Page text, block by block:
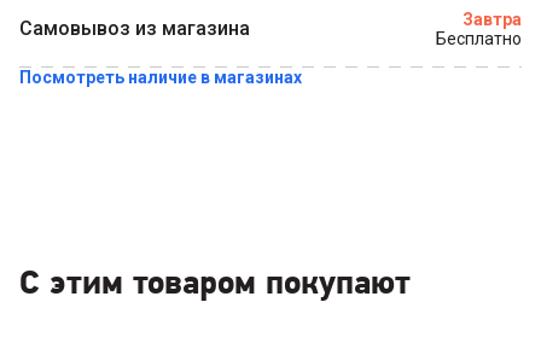
Самовывоз из магазина
Завтра
Бесплатно
Посмотреть наличие в магазинах
С этим товаром покупают